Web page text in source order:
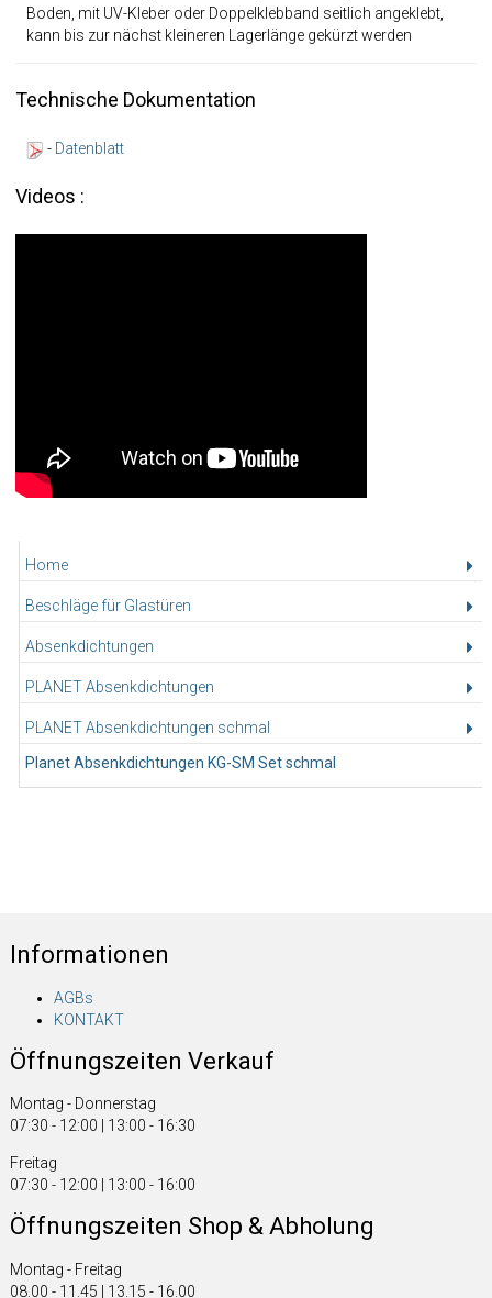
Home
Beschläge für Glastüren
Absenkdichtungen
PLANET Absenkdichtungen
PLANET Absenkdichtungen schmal
Planet Absenkdichtungen KG-SM Set schmal
Boden, mit UV-Kleber oder Doppelklebband seitlich angeklebt,
kann bis zur nächst kleineren Lagerlänge gekürzt werden
Technische Dokumentation
- Datenblatt
Videos :
Informationen
AGBs
KONTAKT
Öffnungszeiten Verkauf
Montag - Donnerstag
07:30 - 12:00 | 13:00 - 16:30
Freitag
07:30 - 12:00 | 13:00 - 16:00
Öffnungszeiten Shop & Abholung
Montag - Freitag
08.00 - 11.45 | 13.15 - 16.00